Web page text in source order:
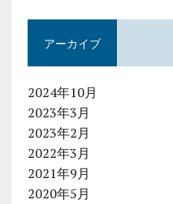
アーカイブ
2024年10月
2023年3月
2023年2月
2022年3月
2021年9月
2020年5月